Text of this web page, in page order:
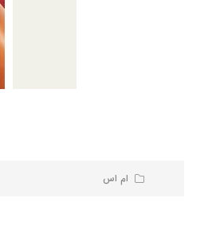
ام اس